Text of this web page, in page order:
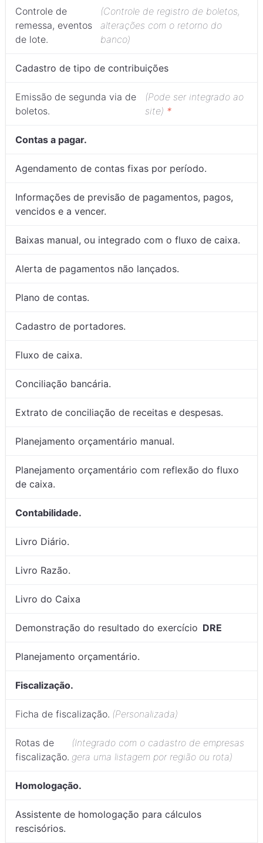
Controle de
remessa, eventos
de lote.
(Controle de registro de boletos,
alterações com o retorno do
banco)
Cadastro de tipo de contribuições
Emissão de segunda via de
boletos.
(Pode ser integrado ao
site) *
Contas a pagar.
Agendamento de contas fixas por período.
Informações de previsão de pagamentos, pagos,
vencidos e a vencer.
Baixas manual, ou integrado com o fluxo de caixa.
Alerta de pagamentos não lançados.
Plano de contas.
Cadastro de portadores.
Fluxo de caixa.
Conciliação bancária.
Extrato de conciliação de receitas e despesas.
Planejamento orçamentário manual.
Planejamento orçamentário com reflexão do fluxo
de caixa.
Contabilidade.
Livro Diário.
Livro Razão.
Livro do Caixa
Demonstração do resultado do exercício DRE
Planejamento orçamentário.
Fiscalização.
Ficha de fiscalização. (Personalizada)
Rotas de
fiscalização.
(Integrado com o cadastro de empresas
gera uma listagem por região ou rota)
Homologação.
Assistente de homologação para cálculos
rescisórios.